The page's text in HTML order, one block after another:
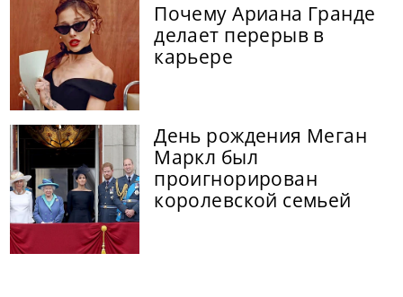
Почему Ариана Гранде
делает перерыв в
карьере
День рождения Меган
Маркл был
проигнорирован
королевской семьей